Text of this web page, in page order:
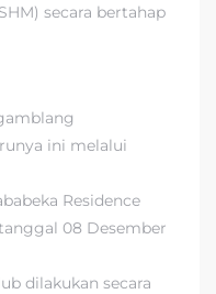
secara bertahap
ini melalui
Residence
08 Desember
dilakukan secara